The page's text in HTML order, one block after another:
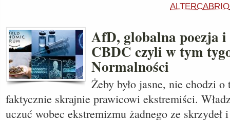
ALTERCABRIO
AfD, globalna poezja
CBDC czyli w tym
Normalności
Żeby było jasne, nie chodzi
faktycznie skrajnie prawicowi ekstremiści.
uczuć wobec ekstremizmu żadnego ze